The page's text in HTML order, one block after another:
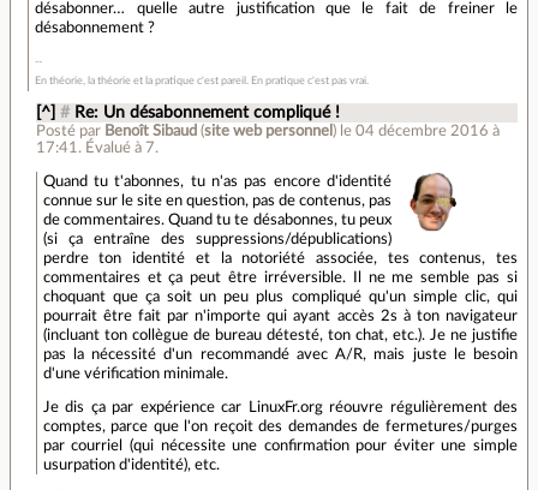
désabonner… quelle autre justification que le fait de freiner le
désabonnement ?
En théorie, la théorie et la pratique c'est pareil. En pratique c'est pas vrai.
[^] # Re: Un désabonnement compliqué !
Posté par Benoît Sibaud (site web personnel ) le 04 décembre 2016 à
17:41 . Évalué à 7.
Quand tu t'abonnes, tu n'as pas encore d'identité
connue sur le site en question, pas de contenus, pas
de commentaires. Quand tu te désabonnes, tu peux
(si ça entraîne des suppressions/dépublications)
perdre ton identité et la notoriété associée, tes contenus, tes
commentaires et ça peut être irréversible. Il ne me semble pas si
choquant que ça soit un peu plus compliqué qu'un simple clic, qui
pourrait être fait par n'importe qui ayant accès 2s à ton navigateur
(incluant ton collègue de bureau détesté, ton chat, etc.). Je ne justifie
pas la nécessité d'un recommandé avec A/R, mais juste le besoin
d'une vérification minimale.
Je dis ça par expérience car LinuxFr.org réouvre régulièrement des
comptes, parce que l'on reçoit des demandes de fermetures/purges
par courriel (qui nécessite une confirmation pour éviter une simple
usurpation d'identité), etc.